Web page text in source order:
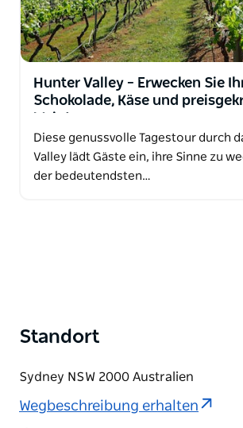
Hunter Valley – Erwecken Sie
Schokolade, Käse und
Diese genussvolle Tagestour durch
Valley lädt Gäste ein, ihre Sinne zu
der bedeutendsten…
Standort
Sydney NSW 2000 Australien
Wegbeschreibung erhalten